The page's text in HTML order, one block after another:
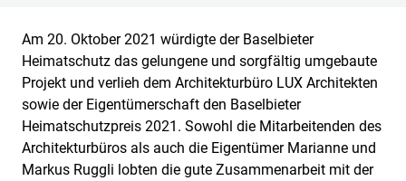
Am 20. Oktober 2021 würdigte der Baselbieter
Heimatschutz das gelungene und sorgfältig umgebaute
Projekt und verlieh dem Architekturbüro LUX Architekten
sowie der Eigentümerschaft den Baselbieter
Heimatschutzpreis 2021. Sowohl die Mitarbeitenden des
Architekturbüros als auch die Eigentümer Marianne und
Markus Ruggli lobten die gute Zusammenarbeit mit der